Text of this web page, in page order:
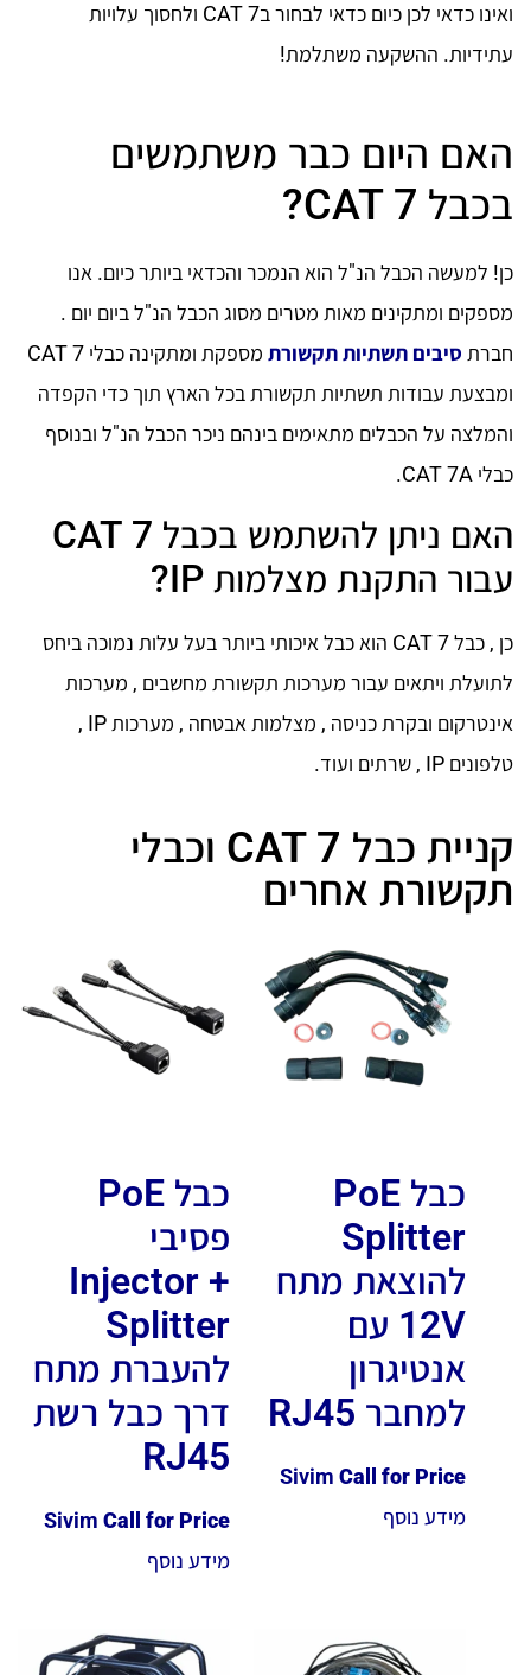
ואינו כדאי לכן כיום כדאי לבחור בCAT 7 ולחסוך עלויות
עתידיות. ההשקעה משתלמת!
האם היום כבר משתמשים
בכבל CAT 7?
כן! למעשה הכבל הנ"ל הוא הנמכר והכדאי ביותר כיום. אנו
מספקים ומתקינים מאות מטרים מסוג הכבל הנ"ל ביום יום .
חברת סיבים תשתיות תקשורת
מספקת ומתקינה כבלי CAT 7
ומבצעת עבודות תשתיות תקשורת בכל הארץ תוך כדי הקפדה
והמלצה על הכבלים מתאימים בינהם ניכר הכבל הנ"ל ובנוסף
כבלי CAT 7A.
האם ניתן להשתמש בכבל CAT 7
עבור התקנת מצלמות IP?
כן , כבל CAT 7 הוא כבל איכותי ביותר בעל עלות נמוכה ביחס
לתועלת ויתאים עבור מערכות תקשורת מחשבים , מערכות
אינטרקום ובקרת כניסה , מצלמות אבטחה , מערכות IP ,
טלפונים IP , שרתים ועוד.
קניית כבל CAT 7 וכבלי
תקשורת אחרים
כבל PoE
Splitter
להוצאת מתח
12V עם
אנטיגרון
למחבר RJ45
Sivim Call for Price
מידע נוסף
כבל PoE
פסיבי
Injector +
Splitter
להעברת מתח
דרך כבל רשת
RJ45
Sivim Call for Price
מידע נוסף